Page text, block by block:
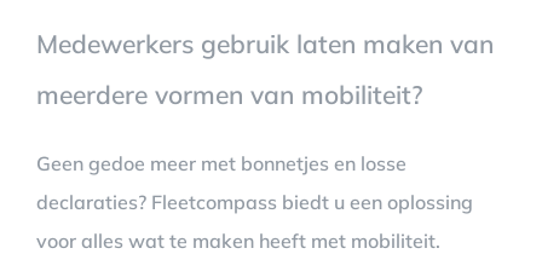
Medewerkers gebruik laten maken van
meerdere vormen van mobiliteit?
Geen gedoe meer met bonnetjes en losse
declaraties? Fleetcompass biedt u een oplossing
voor alles wat te maken heeft met mobiliteit.